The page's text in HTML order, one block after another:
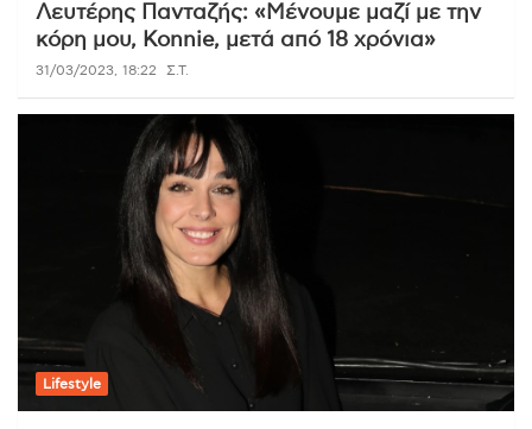
Λευτέρης Πανταζής: «Μένουμε μαζί με την
κόρη μου, Konnie, μετά από 18 χρόνια»
31/03/2023, 18:22 Σ.Τ.
Lifestyle